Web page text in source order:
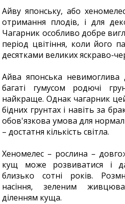
Айву японську, або
отримання плодів, і для
Чагарник особливо добре
період цвітіння, коли його
десятками великих яскраво-
Айва японська
багаті гумусом родючі
найкраще. Однак чагарник
бідних грунтах і навіть за
обов'язкова умова для
– достатня кількість світла.
Хеномелес – рослина –
кущ може розвиватися і
близько сотні років.
насіння, зеленим
діленням куща.